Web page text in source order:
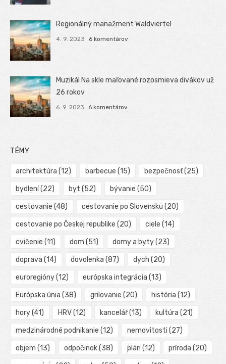
Regionálný manažment Waldviertel
4. 9. 2023 6 komentárov
Muzikál Na skle maľované rozosmieva divákov už
26 rokov
6. 9. 2023 6 komentárov
TÉMY
architektúra (12) barbecue (15) bezpečnosť(25)
bydlení(22) byt (52) bývanie (50)
cestovanie (48) cestovanie po Slovensku (20)
cestovanie po Českej republike (20) ciele (14)
cvičenie (11) dom (51) domy a byty(23)
doprava (14) dovolenka (87) dych (20)
euroregióny(12) európska integrácia (13)
Európska únia (38) grilovanie (20) história (12)
hory(41) HRV(12) kancelář(13) kultúra (21)
medzinárodné podnikanie (12) nemovitosti (27)
objem (13) odpočinok(38) plán (12) príroda (20)